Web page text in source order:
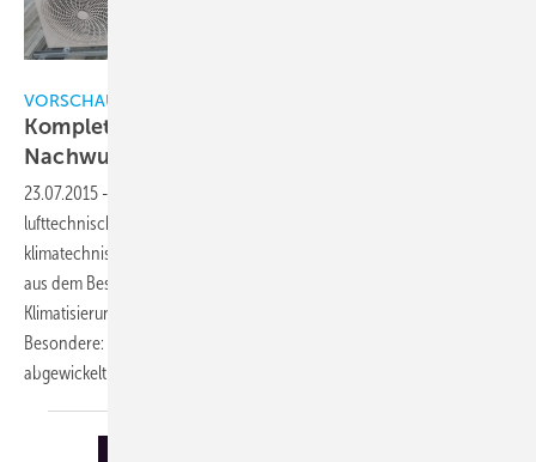
VORSCHAU: Das lesen Sie in der nächsten Printausgabe der KK
Komplette Projektabwicklung durch den
Nachwuchs
23.07.2015 -
lufttechnische Komponenten, beschloss einen Aus- und Umbau der
klimatechnischen Anlagen im eigenen Haus. Dazu musste eine Anlage
aus dem Bestand versetzt sowie zwei weitere Anlagensysteme zur
Klimatisierung von Büroflächen neu installiert werden. Das
Besondere: Das Projekt haben komplett zwei Auszubildende
abgewickelt.